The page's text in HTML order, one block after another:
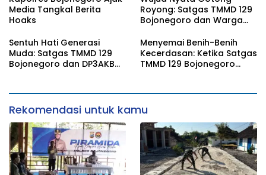
Media Tangkal Berita
Hoaks
Royong: Satgas TMMD 129
Bojonegoro dan Warga
Drainase demi Keawetan
Jalan Desa
Sentuh Hati Generasi
Muda: Satgas TMMD 129
Bojonegoro dan DP3AKB
Kesongo
Menyemai Benih-Benih
Kecerdasan: Ketika Satgas
TMMD 129 Bojonegoro
Rekomendasi untuk kamu